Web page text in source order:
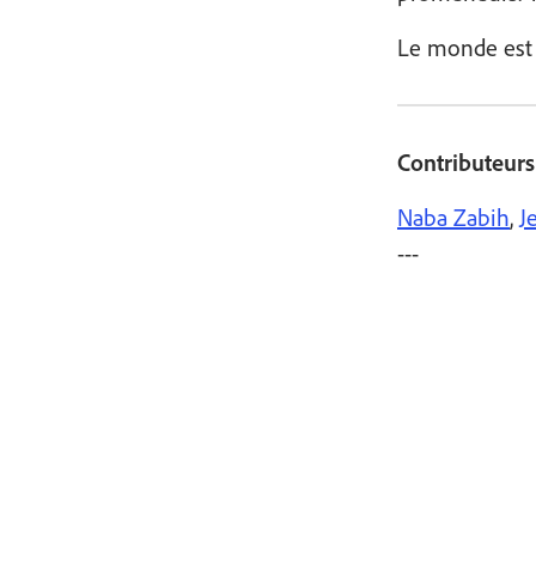
Le monde
Contributeurs
Naba Zabih,
---